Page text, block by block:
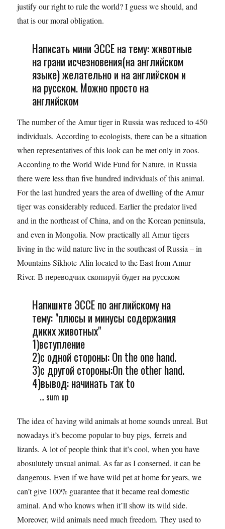
justify our right to rule the world? I guess we should, and
that is our moral obligation.
Написать мини ЭССЕ на тему: животные
на грани исчезновения(на английском
языке) желательно и на английском и
на русском. Можно просто на
английском
The number of the Amur tiger in Russia was reduced to 450
individuals. According to ecologists, there can be a situation
when representatives of this look can be met only in zoos.
According to the World Wide Fund for Nature, in Russia
there were less than five hundred individuals of this animal.
For the last hundred years the area of dwelling of the Amur
tiger was considerably reduced. Earlier the predator lived
and in the northeast of China, and on the Korean peninsula,
and even in Mongolia. Now practically all Amur tigers
living in the wild nature live in the southeast of Russia – in
Mountains Sikhote-Alin located to the East from Amur
River. В переводчик скопируй будет на русском
Напишите ЭССЕ по английскому на
тему: "плюсы и минусы содержания
диких животных"
1)вступление
2)с одной стороны: On the one hand.
3)с другой стороны:On the other hand.
4)вывод: начинать так to
... sum up
The idea of having wild animals at home sounds unreal. But
nowadays it’s become popular to buy pigs, ferrets and
lizards. A lot of people think that it’s cool, when you have
abosulutely unsual animal. As far as I conserned, it can be
dangerous. Even if we have wild pet at home for years, we
can’t give 100% guarantee that it became real domestic
aminal. And who knows when it’ll show its wild side.
Moreover, wild animals need much freedom. They used to